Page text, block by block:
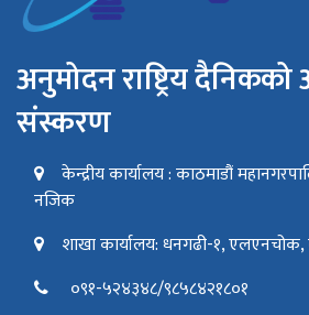
अनुमोदन राष्ट्रिय
संस्करण
केन्द्रीय कार्यालय : काठमाडौं
नजिक
शाखा कार्यालय: धनगढी-१,
०९१-५२४३४८/९८५८४२१८०१